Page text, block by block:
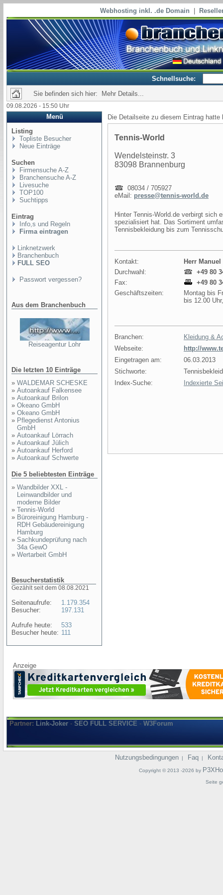
Webhosting inkl. .de Domain
Schnellsuche:
Sie befinden sich hier: Mehr Details...
09.08.2026 - 15:50 Uhr
Menü
Listing
Topliste Besucher
Neue Einträge
Suchen
Firmensuche A-Z
Branchensuche A-Z
Livesuche
TOP100
Suchtipps
Eintrag
Info,s und Regeln
Firma eintragen
Linknetzwerk
Branchenbuch
FULL SEO
Passwort vergessen?
Aus dem Branchenbuch
Reiseagentur Lohr
Die letzten 10 Einträge
» WALDEMAR SCHESKE
» Autoankauf Falkensee
» Autoankauf Brilon
» Okeano GmbH
» Okeano GmbH
» Pflegedienst Antonius
GmbH
» Autoankauf Lörrach
» Autoankauf Jülich
» Autoankauf Herford
» Autoankauf Schwerte
Die 5 beliebtesten Einträge
» Wandbilder XXL -
Leinwandbilder und
moderne Bilder
» Tennis-World
» Büroreinigung Hamburg -
RDH Gebäudereinigung
Hamburg
» Sachkundeprüfung nach
34a GewO
» Wertarbeit GmbH
Besucherstatistik
Gezählt seit dem 08.08.2021
Seitenaufrufe:
Besucher:
Aufrufe heute:
Besucher heute:
1.179.354
197.131
533
111
Die Detailseite zu diesem Eintrag
Tennis-World
Wendelsteinstr. 3
83098 Brannenburg
08034 / 705927
eMail: presse@tennis-world.de
Hinter Tennis-World.de verbirgt sich
spezialisiert hat. Das Sortiment
Tennisbekleidung bis zum
Kontakt:
Herr Manuel
Durchwahl:
+49 80
Fax:
+49 80
Geschäftszeiten:
Montag bis
bis 12.00
Branchen:
Kleidung &
Webseite:
http://
Eingetragen am:
06.03.2013
Stichworte:
Index-Suche:
Indexierte
Anzeige
Partner: Link-Joker - SEO FULL SERVICE - W3Forum
Nutzungsbedingungen | Faq |
Copyright © 2013 -2026 by
Seite